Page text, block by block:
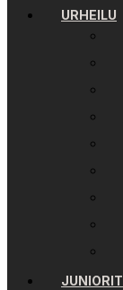
URHEILU
JUNIORIT